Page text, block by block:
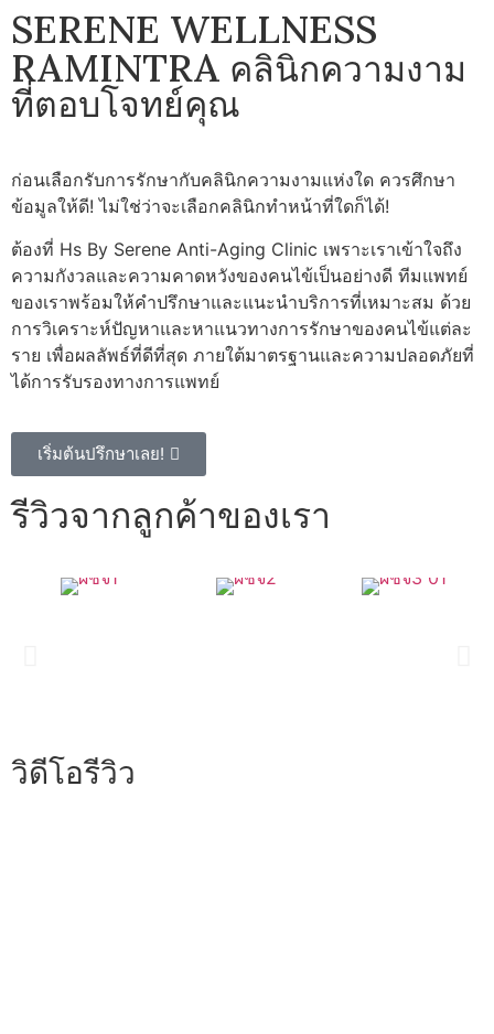
SERENE WELLNESS
RAMINTRA คลินิกความงาม
ที่ตอบโจทย์คุณ
ก่อนเลือกรับการรักษากับคลินิกความงามแห่งใด ควรศึกษา
ข้อมูลให้ดี! ไม่ใช่ว่าจะเลือกคลินิกทำหน้าที่ใดก็ได้!
ต้องที่ Hs By Serene Anti-Aging Clinic เพราะเราเข้าใจถึง
ความกังวลและความคาดหวังของคนไข้เป็นอย่างดี ทีมแพทย์
ของเราพร้อมให้คำปรึกษาและแนะนำบริการที่เหมาะสม ด้วย
การวิเคราะห์ปัญหาและหาแนวทางการรักษาของคนไข้แต่ละ
ราย เพื่อผลลัพธ์ที่ดีที่สุด ภายใต้มาตรฐานและความปลอดภัยที่
ได้การรับรองทางการแพทย์
เริ่มต้นปรึกษาเลย!
รีวิวจากลูกค้าของเรา
วิดีโอรีวิว